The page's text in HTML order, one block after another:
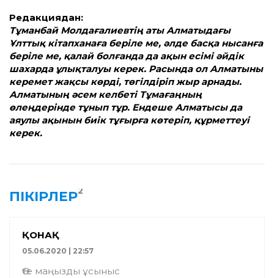
Редакциядан:
Тұманбай Молдағалиевтің аты Алматыдағы
Ұлттық кітапханаға беріле ме, әлде басқа нысанға
беріле ме, қалай болғанда да ақын есімі әйдік
шахарда ұлықталуы керек. Расында ол Алматыны
керемет жақсы көрді, төгілдіріп жыр арнады.
Алматының әсем келбеті Тұмағаңның
өлеңдерінде тұнып тұр. Ендеше Алматысы да
аяулы ақынын биік тұғырға көтеріп, құрметтеуі
керек.
ПІКІРЛЕР2
ҚОНАҚ
05.06.2020 | 22:57
Өте маңызды ұсыныс